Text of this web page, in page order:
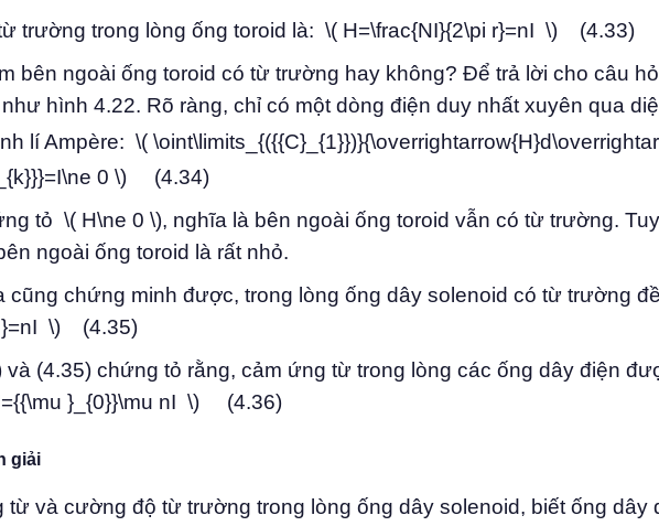
trường trong lòng ống toroid là: \( H=\frac{NI}{2\pi r}=nI \) (4.33)
bên ngoài ống toroid có từ trường hay không? Để trả lời cho câu
hình 4.22. Rõ ràng, chỉ có một dòng điện duy nhất xuyên qua
lí Ampère: \(
0 \) (4.34)
tỏ \( H\ne 0 \), nghĩa là bên ngoài ống toroid vẫn có từ trường.
ngoài ống toroid là rất nhỏ.
cũng chứng minh được, trong lòng ống dây solenoid có từ trường
}=nI \) (4.35)
và (4.35) chứng tỏ rằng, cảm ứng từ trong lòng các ống dây điện
}_{0}}\mu nI \) (4.36)
giải
từ và cường độ từ trường trong lòng ống dây solenoid, biết ống dây